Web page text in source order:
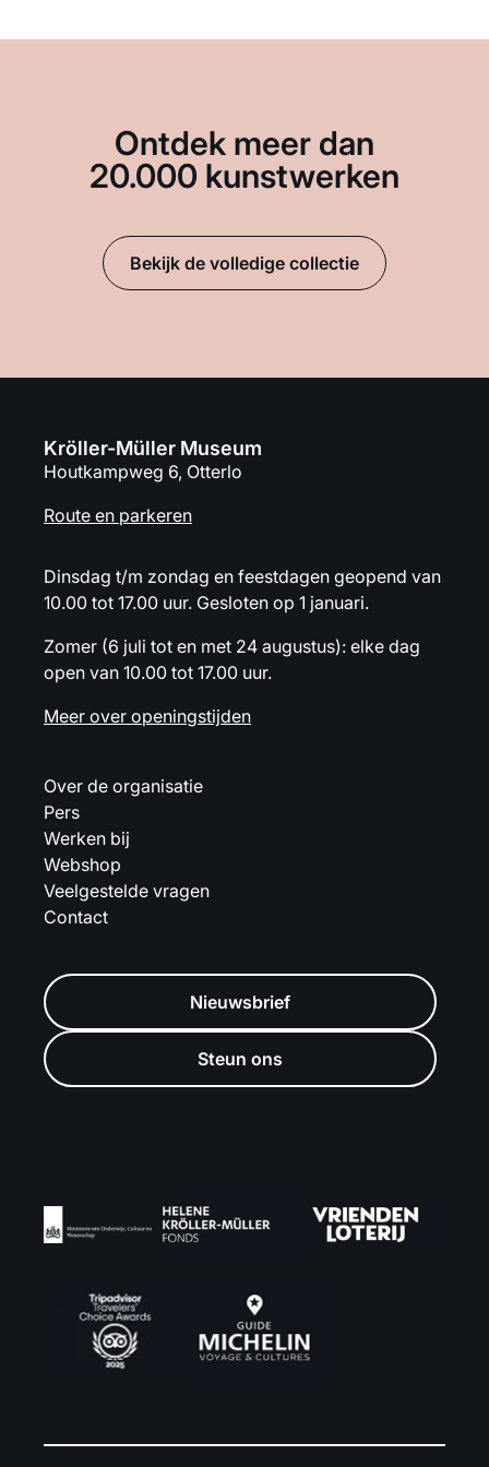
Ontdek meer dan
20.000 kunstwerken
Bekijk de volledige collectie
Kröller-Müller Museum
Houtkampweg 6, Otterlo
Route en parkeren
Dinsdag t/m zondag en feestdagen geopend van
10.00 tot 17.00 uur. Gesloten op 1 januari.
Zomer (6 juli tot en met 24 augustus): elke dag
open van 10.00 tot 17.00 uur.
Meer over openingstijden
Over de organisatie
Pers
Werken bij
Webshop
Veelgestelde vragen
Contact
Nieuwsbrief
Steun ons